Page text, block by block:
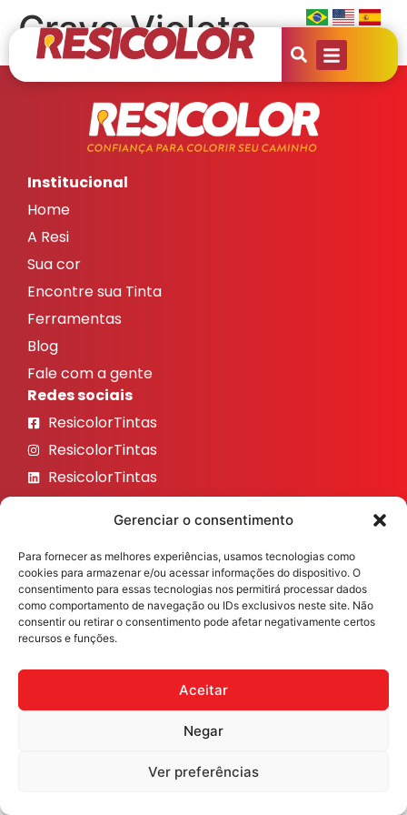
Gerenciar o consentimento
Para fornecer as melhores experiências, usamos tecnologias como
cookies para armazenar e/ou acessar informações do dispositivo. O
consentimento para essas tecnologias nos permitirá processar dados
como comportamento de navegação ou IDs exclusivos neste site. Não
consentir ou retirar o consentimento pode afetar negativamente certos
recursos e funções.
Aceitar
Negar
Ver preferências
Cravo Violeta
Institucional
Home
A Resi
Sua cor
Encontre sua Tinta
Ferramentas
Blog
Fale com a gente
Redes sociais
ResicolorTintas
ResicolorTintas
ResicolorTintas
ResicolorTintas
ResicolorTintas
Veja nosso Instagram
Desenvolvido porFast Digital 360